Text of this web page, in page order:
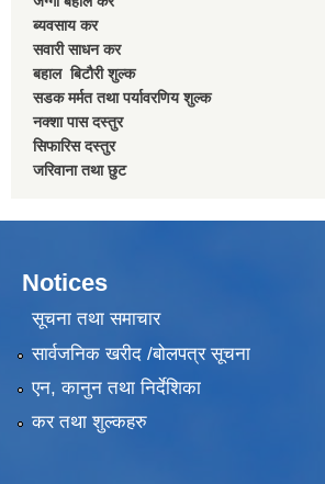
ब्यवसाय कर
सवारी साधन कर
बहाल बिटाैरी शुल्क
सडक मर्मत तथा पर्यावरणिय शुल्क
नक्शा पास दस्तुर
सिफारिस दस्तुर
जरिवाना तथा छुट
Notices
सूचना तथा समाचार
सार्वजनिक खरीद /बोलपत्र सूचना
एन, कानुन तथा निर्देशिका
कर तथा शुल्कहरु